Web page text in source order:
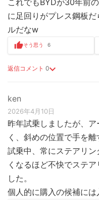
これでもBYDが30年前
に足回りがプレス鋼板
ルだなw
返信コメント 0
そう思う 6
ken
2026年4月10日
昨年試乗しましたが、
く、斜めの位置で手を離
試乗中、常にステアリ
くなるほど不快でステ
した。
個人的に購入の候補には